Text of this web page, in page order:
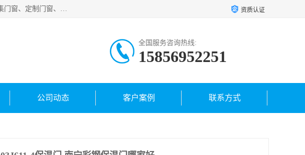
安徽吉运祥智能技术有限公司是一家钢大门厂家，公司集智能自动门窗、钢木门、特种门窗、工业门窗、图集门窗、定制门窗、非标门窗等通道产品的研发设计、制作、安装于一体的综合性、性高新技术企业。 资质认证
全国服务咨询热线:
15856952251
公司动态 客户案例 联系方式